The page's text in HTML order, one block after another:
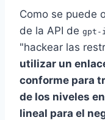
Como se puede
de la API de gpt-
"hackear las
utilizar un
conforme para
de los niveles
lineal para el